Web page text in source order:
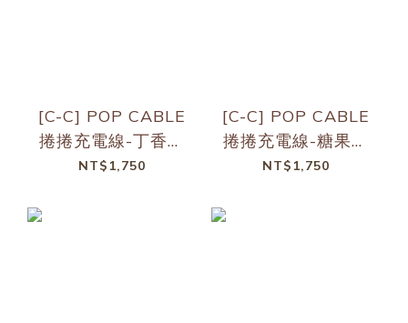
[C-C] POP CABLE
捲捲充電線-丁香紫
2入組(短+長)
NT$1,750
[C-C] POP CABLE
捲捲充電線-糖果粉
2入組(短+長)
NT$1,750